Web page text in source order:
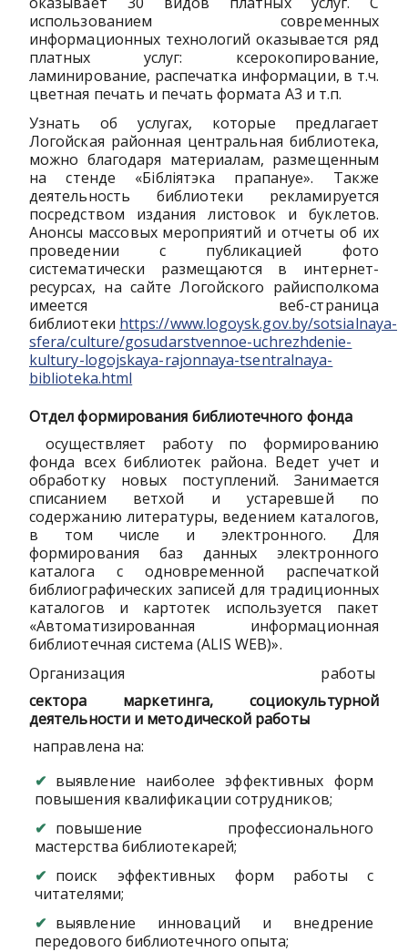
использованием современных
информационных технологий оказывается ряд
платных услуг: ксерокопирование,
ламинирование, распечатка информации, в т.ч.
цветная печать и печать формата А3 и т.п.
Узнать об услугах, которые предлагает
Логойская районная центральная библиотека,
можно благодаря материалам, размещенным
на стенде «Бібліятэка прапануе». Также
деятельность библиотеки рекламируется
посредством издания листовок и буклетов.
Анонсы массовых мероприятий и отчеты об их
проведении с публикацией фото
систематически размещаются в интернет-
ресурсах, на сайте Логойского райисполкома
имеется веб-страница
библиотеки https://www.logoysk.gov.by/sotsialnaya-
sfera/culture/gosudarstvennoe-uchrezhdenie-
kultury-logojskaya-rajonnaya-tsentralnaya-
biblioteka.html
Отдел формирования библиотечного фонда
осуществляет работу по формированию
фонда всех библиотек района. Ведет учет и
обработку новых поступлений. Занимается
списанием ветхой и устаревшей по
содержанию литературы, ведением каталогов,
в том числе и электронного. Для
формирования баз данных электронного
каталога с одновременной распечаткой
библиографических записей для традиционных
каталогов и картотек используется пакет
«Автоматизированная информационная
библиотечная система (ALIS WEB)».
Организация работы
сектора маркетинга, социокультурной
деятельности и методической работы
направлена на:
выявление наиболее эффективных форм
повышения квалификации сотрудников;
повышение профессионального
мастерства библиотекарей;
поиск эффективных форм работы с
читателями;
выявление инноваций и внедрение
передового библиотечного опыта;